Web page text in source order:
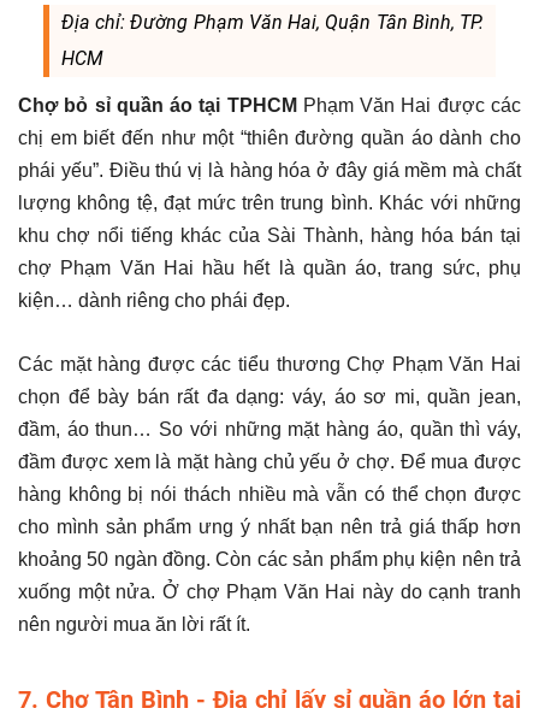
Địa chỉ: Đường Phạm Văn Hai, Quận Tân Bình, TP.
HCM
Chợ bỏ sỉ quần áo tại TPHCM Phạm Văn Hai được các
chị em biết đến như một “thiên đường quần áo dành cho
phái yếu”. Điều thú vị là hàng hóa ở đây giá mềm mà chất
lượng không tệ, đạt mức trên trung bình. Khác với những
khu chợ nổi tiếng khác của Sài Thành, hàng hóa bán tại
chợ Phạm Văn Hai hầu hết là quần áo, trang sức, phụ
kiện… dành riêng cho phái đẹp.
Các mặt hàng được các tiểu thương Chợ Phạm Văn Hai
chọn để bày bán rất đa dạng: váy, áo sơ mi, quần jean,
đầm, áo thun… So với những mặt hàng áo, quần thì váy,
đầm được xem là mặt hàng chủ yếu ở chợ. Để mua được
hàng không bị nói thách nhiều mà vẫn có thể chọn được
cho mình sản phẩm ưng ý nhất bạn nên trả giá thấp hơn
khoảng 50 ngàn đồng. Còn các sản phẩm phụ kiện nên trả
xuống một nửa. Ở chợ Phạm Văn Hai này do cạnh tranh
nên người mua ăn lời rất ít.
7. Chợ Tân Bình - Địa chỉ lấy sỉ quần áo lớn tại